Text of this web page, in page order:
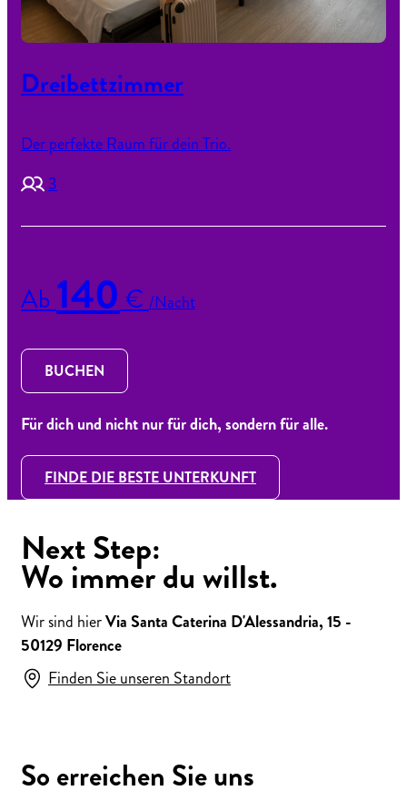
Dreibettzimmer
Der perfekte Raum für dein Trio.
3
Ab 140 € /Nacht
BUCHEN
Für dich und nicht nur für dich, sondern für alle.
FINDE DIE BESTE UNTERKUNFT
Next Step:
Wo immer du willst.
Wir sind hierVia Santa Caterina D'Alessandria, 15 -
50129 Florence
Finden Sie unseren Standort
So erreichen Sie uns